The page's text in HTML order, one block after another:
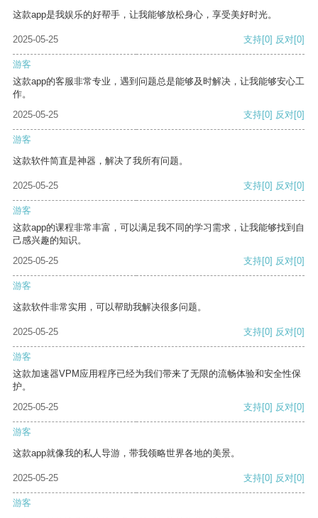
这款app是我娱乐的好帮手，让我能够放松身心，享受美好时光。
2025-05-25 支持[0] 反对[0]
游客
这款app的客服非常专业，遇到问题总是能够及时解决，让我能够安心工
作。
2025-05-25
支持[0] 反对[0]
游客
这款软件简直是神器，解决了我所有问题。
2025-05-25 支持[0] 反对[0]
游客
这款app的课程非常丰富，可以满足我不同的学习需求，让我能够找到自
己感兴趣的知识。
2025-05-25
支持[0] 反对[0]
游客
这款软件非常实用，可以帮助我解决很多问题。
2025-05-25 支持[0] 反对[0]
游客
这款加速器VPM应用程序已经为我们带来了无限的流畅体验和安全性保
护。
2025-05-25
支持[0] 反对[0]
游客
这款app就像我的私人导游，带我领略世界各地的美景。
2025-05-25 支持[0] 反对[0]
游客